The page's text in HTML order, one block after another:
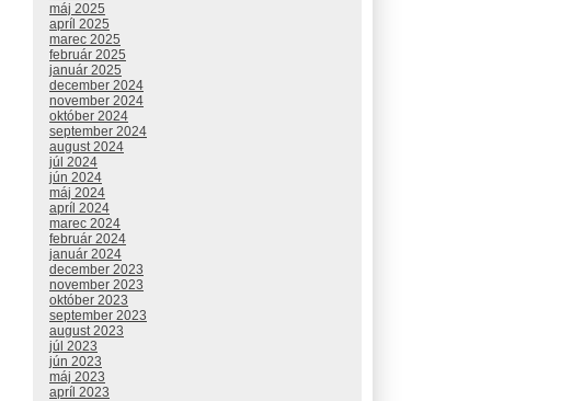
máj 2025
apríl 2025
marec 2025
február 2025
január 2025
december 2024
november 2024
október 2024
september 2024
august 2024
júl 2024
jún 2024
máj 2024
apríl 2024
marec 2024
február 2024
január 2024
december 2023
november 2023
október 2023
september 2023
august 2023
júl 2023
jún 2023
máj 2023
apríl 2023